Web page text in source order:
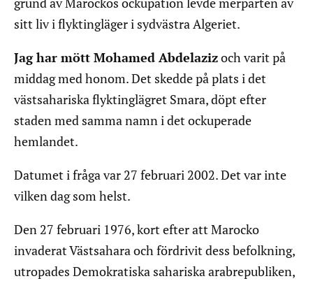
sitt liv i flyktingläger i sydvästra Algeriet.
Jag har mött Mohamed Abdelazizoch varit på
middag med honom. Det skedde på plats i det
västsahariska flyktinglägret Smara, döpt efter
staden med samma namn i det ockuperade
hemlandet.
Datumet i fråga var 27 februari 2002. Det var inte
vilken dag som helst.
Den 27 februari 1976, kort efter att Marocko
invaderat Västsahara och fördrivit dess befolkning,
utropades Demokratiska sahariska arabrepubliken,